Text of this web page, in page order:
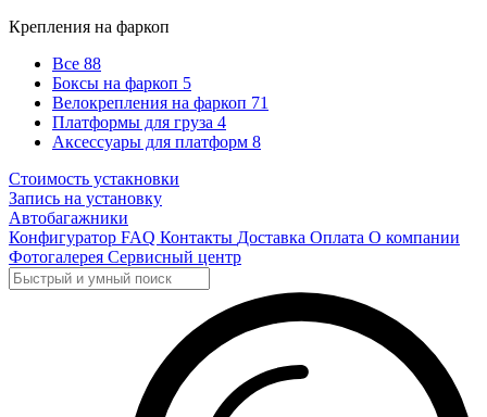
Крепления на фаркоп
Все 88
Боксы на фаркоп 5
Велокрепления на фаркоп 71
Платформы для груза 4
Аксессуары для платформ 8
Стоимость устакновки
Запись на установку
Автобагажники
Конфигуратор FAQ Контакты Доставка Оплата О компании
Фотогалерея Сервисный центр